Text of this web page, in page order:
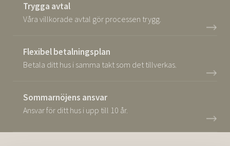
Trygga avtal
Våra villkorade avtal gör processen trygg.
Flexibel betalningsplan
Betala ditt hus i samma takt som det tillverkas.
Sommarnöjens ansvar
Ansvar för ditt hus i upp till 10 år.